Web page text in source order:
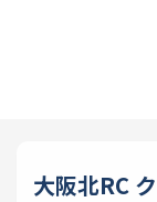
大阪北RC